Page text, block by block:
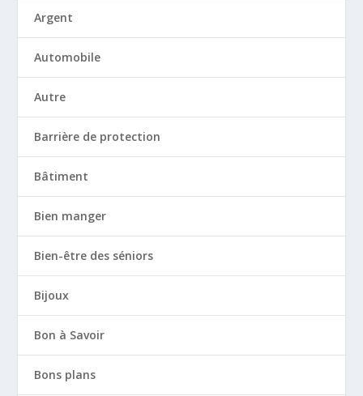
Argent
Automobile
Autre
Barrière de protection
Bâtiment
Bien manger
Bien-être des séniors
Bijoux
Bon à Savoir
Bons plans